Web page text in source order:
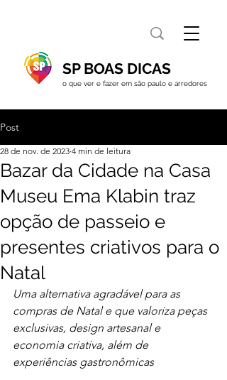
SP BOAS DICAS
o que ver e fazer em são paulo e arredores
Post
Bazar da Cidade na Casa
Museu Ema Klabin traz
opção de passeio e
presentes criativos para o
Natal
28 de nov. de 2023 4 min de leitura
Uma alternativa agradável para as
compras de Natal e que valoriza peças
exclusivas, design artesanal e
economia criativa, além de
experiências gastronômicas